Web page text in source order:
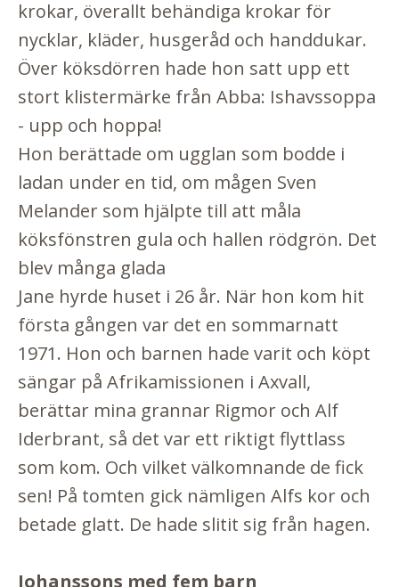
krokar, överallt behändiga krokar för
nycklar, kläder, husgeråd och handdukar.
Över köksdörren hade hon satt upp ett
stort klistermärke från Abba: Ishavssoppa
- upp och hoppa!
Hon berättade om ugglan som bodde i
ladan under en tid, om mågen Sven
Melander som hjälpte till att måla
köksfönstren gula och hallen rödgrön. Det
blev många glada
Jane hyrde huset i 26 år. När hon kom hit
första gången var det en sommarnatt
1971. Hon och barnen hade varit och köpt
sängar på Afrikamissionen i Axvall,
berättar mina grannar Rigmor och Alf
Iderbrant, så det var ett riktigt flyttlass
som kom. Och vilket välkomnande de fick
sen! På tomten gick nämligen Alfs kor och
betade glatt. De hade slitit sig från hagen.
Johanssons med fem barn